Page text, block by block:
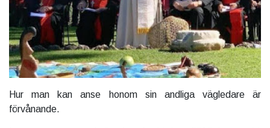
Hur man kan anse honom sin andliga vägledare är
förvånande.